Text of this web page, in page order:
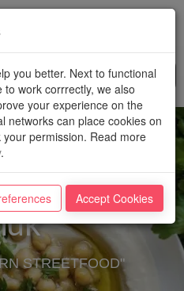
STREETFOOD"
you better. Next to functional
work corrrectly, we also
your experience on the
networks can place cookies on
permission. Read more
.
Accept Cookies